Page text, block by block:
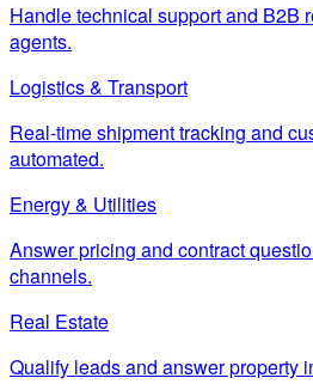
Handle technical support and B2B
agents.
Logistics & Transport
Real-time shipment tracking and
automated.
Energy & Utilities
Answer pricing and contract
channels.
Real Estate
Qualify leads and answer property